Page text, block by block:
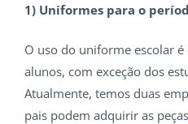
1) Uniformes para o
O uso do uniforme escolar
alunos, com exceção dos
Atualmente, temos duas
pais podem adquirir as